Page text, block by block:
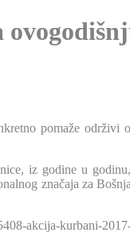
pomaže
iz godine u
značaja za
akcija-kurbani-